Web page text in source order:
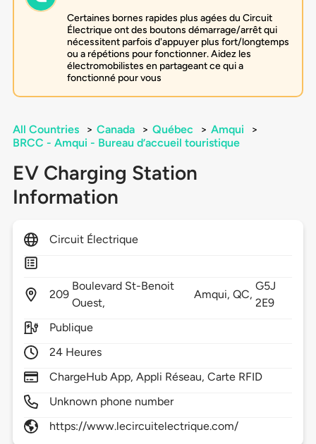
Certaines bornes rapides plus agées du Circuit
Électrique ont des boutons démarrage/arrêt qui
nécessitent parfois d'appuyer plus fort/longtemps
ou a répétions pour fonctionner. Aidez les
électromobilistes en partageant ce qui a
fonctionné pour vous
All Countries > Canada > Québec > Amqui
>
BRCC - Amqui - Bureau d’accueil touristique
EV Charging Station
Information
Circuit Électrique
209
Boulevard St-Benoit
Ouest,
Amqui,QC,
G5J
2E9
Publique
24 Heures
ChargeHub App, Appli Réseau, Carte RFID
Unknown phone number
https://www.lecircuitelectrique.com/